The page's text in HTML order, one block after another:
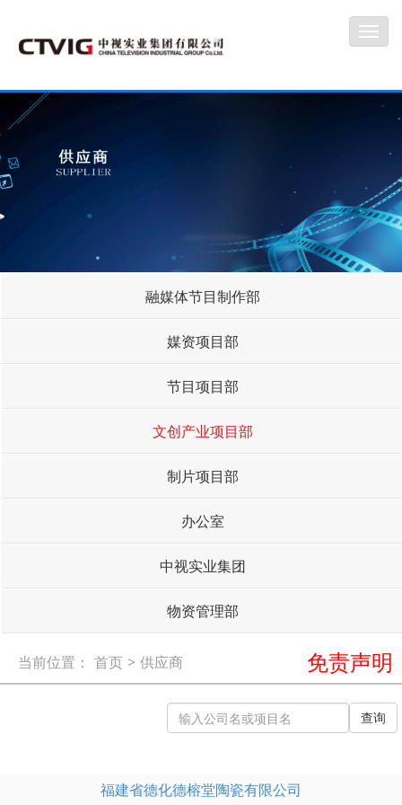
融媒体节目制作部
媒资项目部
节目项目部
文创产业项目部
制片项目部
办公室
中视实业集团
物资管理部
免责声明
当前位置： 首页 > 供应商
查询
福建省德化德榕堂陶瓷有限公司